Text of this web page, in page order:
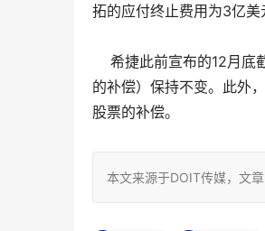
拓的应付终止费用为3亿美
希捷此前宣布的12月底
的补偿）保持不变。此外
股票的补偿。
本文来源于DOIT传媒，文